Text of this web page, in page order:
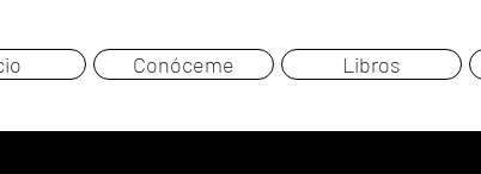
Conóceme Libros